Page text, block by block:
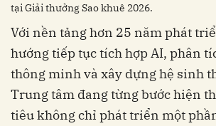
tại Giải thưởng Sao khuê 2026.
Với nền tảng hơn 25 năm phát
hướng tiếp tục tích hợp AI, phân
thông minh và xây dựng hệ sinh
Trung tâm đang từng bước hiện
tiêu không chỉ phát triển một